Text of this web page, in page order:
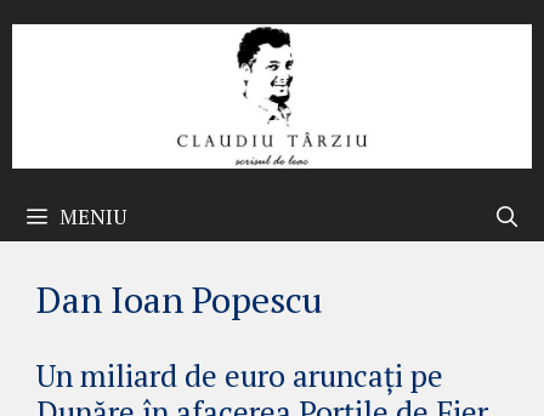
MENIU
Dan Ioan Popescu
Un miliard de euro aruncați pe